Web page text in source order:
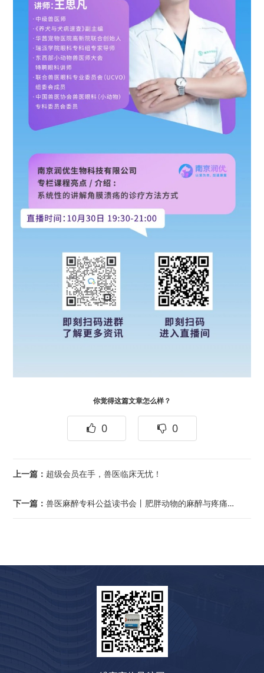
你觉得这篇文章怎么样？
0 0
上一篇： 超级会员在手，兽医临床无忧！
下一篇：兽医麻醉专科公益读书会丨肥胖动物的麻醉与疼痛管理